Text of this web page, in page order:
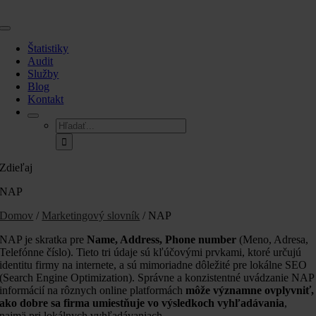
to
Toggle
NavigationŠtatistiky
Audit
Služby
Blog
Kontakt
Hľadať:
Zdieľaj
NAP
Domov / Marketingový slovník / NAP
NAP je skratka preName, Address, Phone number (Meno, Adresa,
Telefónne číslo). Tieto tri údaje sú kľúčovými prvkami, ktoré určujú
identitu firmy na internete, a sú mimoriadne dôležité pre lokálne SEO
(Search Engine Optimization). Správne a konzistentné uvádzanie NAP
informácií na rôznych online platformách môže významne ovplyvniť,
ako dobre sa firma umiestňuje vo výsledkoch vyhľadávania,